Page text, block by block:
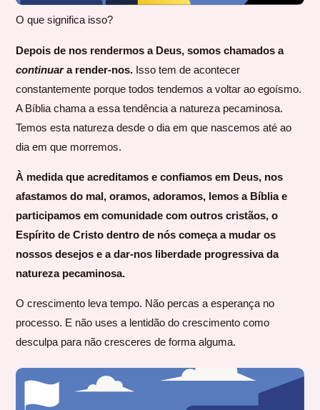
O que significa isso?
Depois de nos rendermos a Deus, somos chamados a
continuara render-nos. Isso tem de acontecer
constantemente porque todos tendemos a voltar ao egoísmo.
A Bíblia chama a essa tendência a natureza pecaminosa.
Temos esta natureza desde o dia em que nascemos até ao
dia em que morremos.
À medida que acreditamos e confiamos em Deus, nos
afastamos do mal, oramos, adoramos, lemos a Bíblia e
participamos em comunidade com outros cristãos, o
Espírito de Cristo dentro de nós começa a mudar os
nossos desejos e a dar-nos liberdade progressiva da
natureza pecaminosa.
O crescimento leva tempo. Não percas a esperança no
processo. E não uses a lentidão do crescimento como
desculpa para não cresceres de forma alguma.